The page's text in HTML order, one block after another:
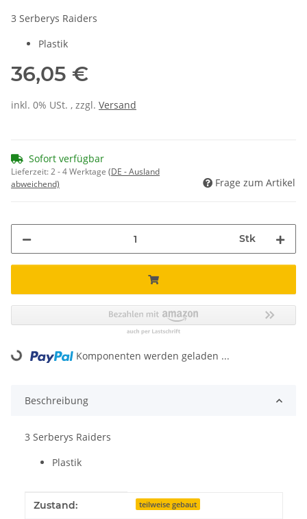
3 Serberys Raiders
Plastik
36,05 €
inkl. 0% USt. , zzgl. Versand
Sofort verfügbar
Lieferzeit:2 - 4 Werktage (DE - Ausland
abweichend)
Frage zum Artikel
Stk
Loading... Komponenten werden geladen ...
Beschreibung
3 Serberys Raiders
Plastik
Produkteigenschaft
Wert
Zustand: teilweise gebaut